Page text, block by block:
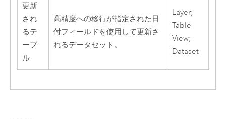
更新
され
るテ
ーブ
ル
高精度への移行が指定された日
付フィールドを使用して更新さ
れるデータセット。
Layer;
Table
View;
Dataset